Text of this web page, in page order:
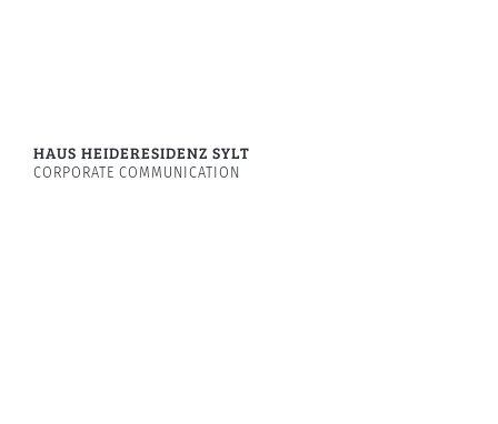
HAUS HEIDERESIDENZ SYLT
CORPORATE COMMUNICATION